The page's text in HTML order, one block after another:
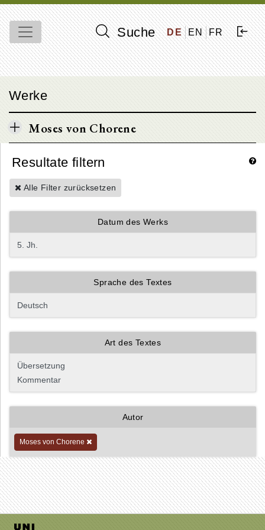
Suche DE EN FR
Werke
Moses von Chorene
Resultate filtern
Alle Filter zurücksetzen
Datum des Werks
Sprache des Textes
Art des Textes
Autor
Moses von Chorene